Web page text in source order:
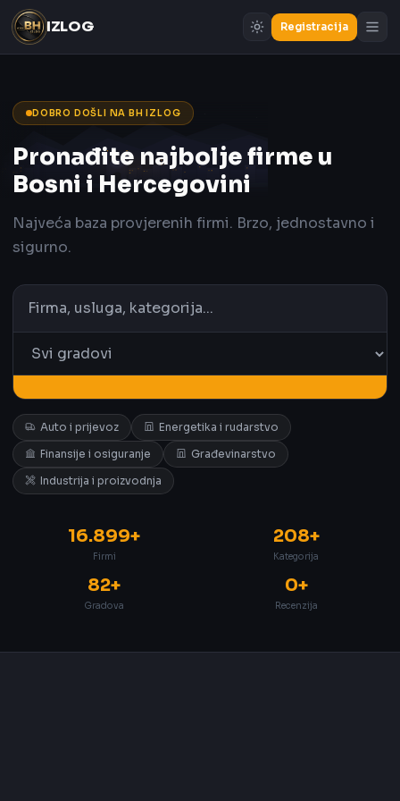
IZLOG Registracija
DOBRO DOŠLI NA BH IZLOG
Pronađite najbolje firme u
Bosni i Hercegovini
Najveća baza provjerenih firmi. Brzo, jednostavno i
sigurno.
Auto i prijevoz
Energetika i rudarstvo
Finansije i osiguranje
Građevinarstvo
Industrija i proizvodnja
16.899+
Firmi
208+
Kategorija
82+
Gradova
0+
Recenzija